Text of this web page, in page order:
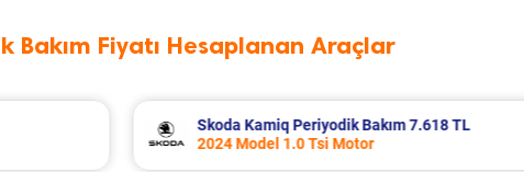
Bakım Fiyatı Hesaplanan Araçlar
TL
Dacia Duster Periyodik Bakım 8.945 TL
2021 Model 1.3 Tce Motor